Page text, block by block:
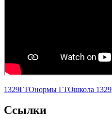
1329ГТОнормы ГТОшкола 1329
Ccылки